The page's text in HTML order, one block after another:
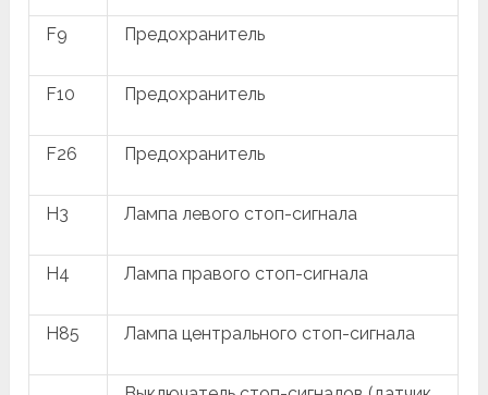
F9 Предохранитель
F10 Предохранитель
F26 Предохранитель
H3 Лампа левого стоп-сигнала
H4 Лампа правого стоп-сигнала
H85 Лампа центрального стоп-сигнала